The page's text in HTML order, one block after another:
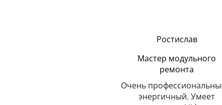
Ростислав
Мастер модульного
ремонта
Очень
энергичный. Умеет